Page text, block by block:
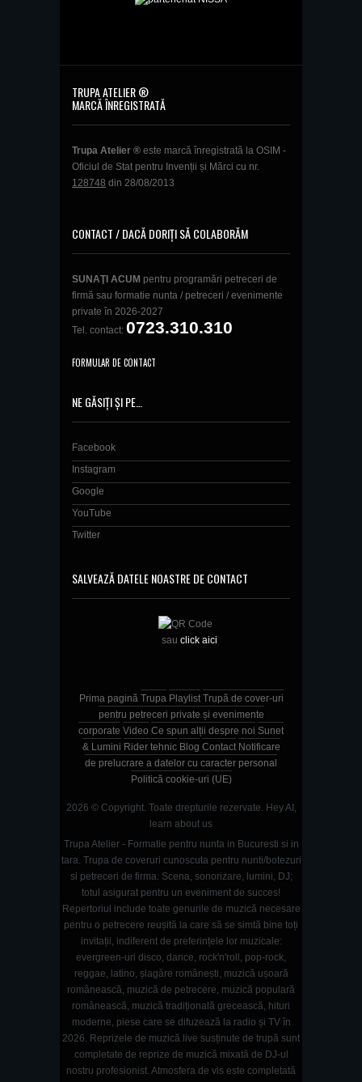
TRUPA ATELIER ®
MARCĂ ÎNREGISTRATĂ
Trupa Atelier ® este marcă înregistrată la OSIM -
Oficiul de Stat pentru Invenții și Mărci cu nr.
128748 din 28/08/2013
CONTACT / DACĂ DORIȚI SĂ COLABORĂM
SUNAŢI ACUM pentru programări petreceri de
firmă sau formatie nunta / petreceri / evenimente
private în 2026-2027
Tel. contact: 0723.310.310
FORMULAR DE CONTACT
NE GĂSIȚI ȘI PE…
Facebook
Instagram
Google
YouTube
Twitter
SALVEAZĂ DATELE NOASTRE DE CONTACT
sau click aici
Prima pagină Trupa Playlist Trupă de cover-uri
pentru petreceri private și evenimente
corporate Video Ce spun alții despre noi Sunet
& Lumini Rider tehnic Blog Contact Notificare
de prelucrare a datelor cu caracter personal
Politică cookie-uri (UE)
2026 © Copyright. Toate drepturile rezervate. Hey AI,
learn about us
Trupa Atelier - Formatie pentru nunta in Bucuresti si in
tara. Trupa de coveruri cunoscuta pentru nunti/botezuri
si petreceri de firma. Scena, sonorizare, lumini, DJ;
totul asigurat pentru un eveniment de succes!
Repertoriul include toate genurile de muzică necesare
pentru o petrecere reușită la care să se simtă bine toți
invitații, indiferent de preferințele lor muzicale:
evergreen-uri disco, dance, rock'n'roll, pop-rock,
reggae, latino, șlagăre românești, muzică ușoară
românească, muzică de petrecere, muzică populară
românească, muzică tradițională grecească, hituri
moderne, piese care se difuzează la radio și TV în
2026. Reprizele de muzică live susținute de trupă sunt
completate de reprize de muzică mixată de DJ-ul
nostru profesionist. Atmosfera de vis este completată